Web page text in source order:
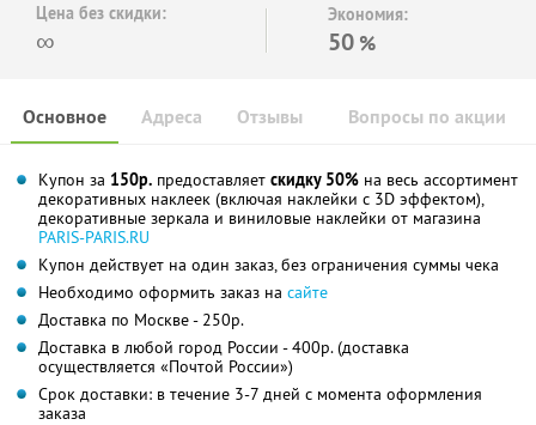
Цена без скидки:
∞
Экономия:
50 %
Основное Отзывы Вопросы по акции
Адреса
Купон за 150р. предоставляет скидку 50% на весь ассортимент
декоративных наклеек (включая наклейки с 3D эффектом),
декоративные зеркала и виниловые наклейки от магазина
PARIS-PARIS.RU
Купон действует на один заказ, без ограничения суммы чека
Необходимо оформить заказ на сайте
Доставка по Москве - 250р.
Доставка в любой город России - 400р. (доставка
осуществляется «Почтой России»)
Срок доставки: в течение 3-7 дней с момента оформления
заказа